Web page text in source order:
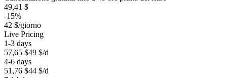
49,41 $
-15%
42 $/giorno
Live Pricing
1-3 days
57,65 $49 $/d
4-6 days
51,76 $44 $/d